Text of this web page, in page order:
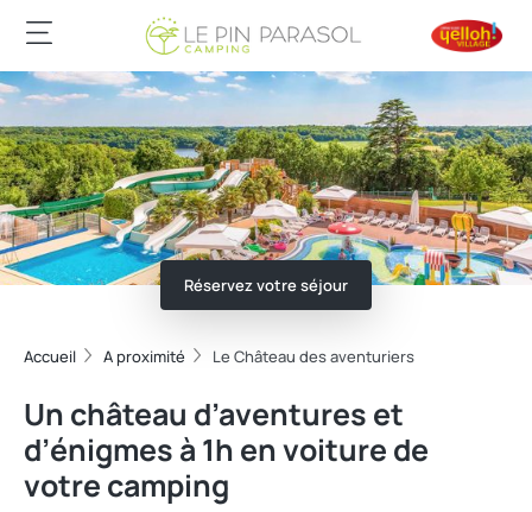
Réservez votre séjour
Accueil A proximité Le Château des aventuriers
Un château d’aventures et
d’énigmes à 1h en voiture de
votre camping